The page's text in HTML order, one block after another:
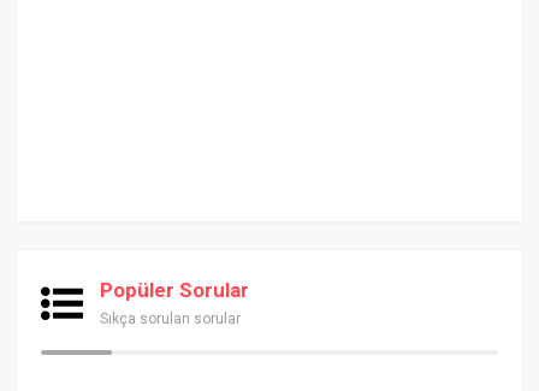
Popüler Sorular
Sıkça sorulan sorular